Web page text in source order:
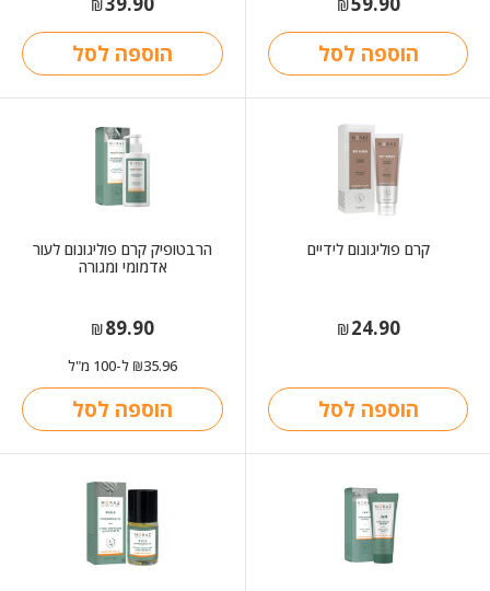
₪
הוספה לסל
₪
הוספה לסל
קרם פוליגונום לידיים
₪24.90
הוספה לסל
הרבטופיק קרם פוליגונום לעור
אדמומי ומגורה
₪89.90
₪35.96 ל-100 מ"ל
הוספה לסל